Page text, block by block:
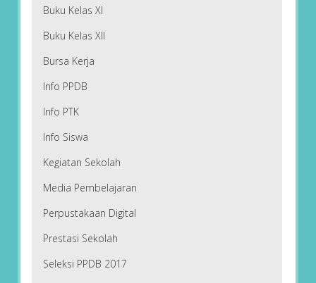
Buku Kelas XI
Buku Kelas XII
Bursa Kerja
Info PPDB
Info PTK
Info Siswa
Kegiatan Sekolah
Media Pembelajaran
Perpustakaan Digital
Prestasi Sekolah
Seleksi PPDB 2017